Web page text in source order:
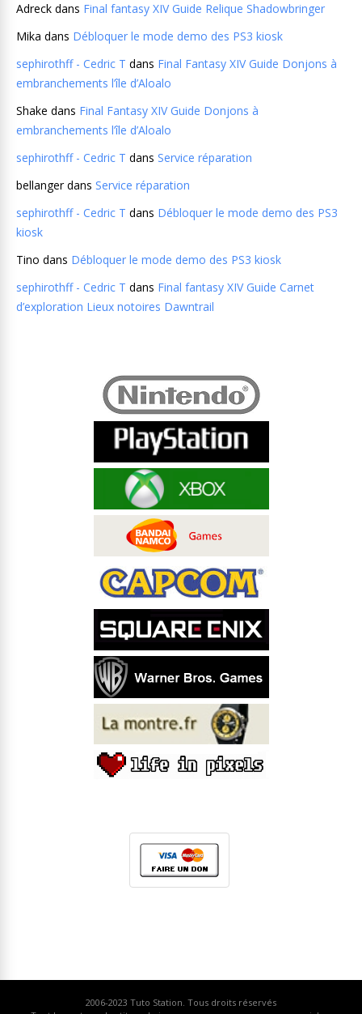
Adreck dans Final fantasy XIV Guide Relique Shadowbringer
Mika dans Débloquer le mode demo des PS3 kiosk
sephirothff - Cedric T dans Final Fantasy XIV Guide Donjons à
embranchements l’île d’Aloalo
Shake dans Final Fantasy XIV Guide Donjons à
embranchements l’île d’Aloalo
sephirothff - Cedric T dans Service réparation
bellangerdans Service réparation
sephirothff - Cedric T dans Débloquer le mode demo des PS3
kiosk
Tino dans Débloquer le mode demo des PS3 kiosk
sephirothff - Cedric T dans Final fantasy XIV Guide Carnet
d’exploration Lieux notoires Dawntrail
2006-2023 Tuto Station . Tous droits réservés